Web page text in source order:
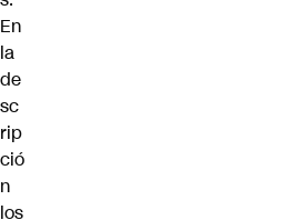
En
la
de
sc
rip
ció
n
los